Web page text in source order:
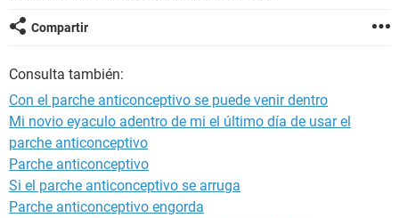
Compartir
Consulta también:
Con el parche anticonceptivo se puede venir dentro
Mi novio eyaculo adentro de mi el último día de usar el
parche anticonceptivo
Parche anticonceptivo
Si el parche anticonceptivo se arruga
Parche anticonceptivo engorda